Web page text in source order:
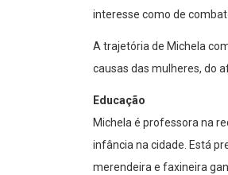
interesse como de
A trajetória de Michela
causas das mulheres, do
Educação
Michela é professora na
infância na cidade. Está
merendeira e faxineira